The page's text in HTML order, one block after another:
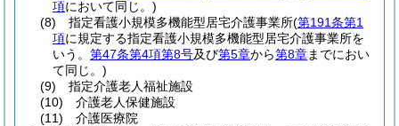
項において同じ。)
(8)
指定看護小規模多機能型居宅介護事業所(第191条第1
項に規定する指定看護小規模多機能型居宅介護事業所を
いう。 第47条第4項第8号及び第5章から第8章までにおい
て同じ。)
(9)
指定介護老人福祉施設
(10)
介護老人保健施設
(11)
介護医療院